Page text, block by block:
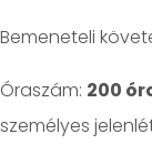
Bemeneteli
Óraszám: 200
személyes